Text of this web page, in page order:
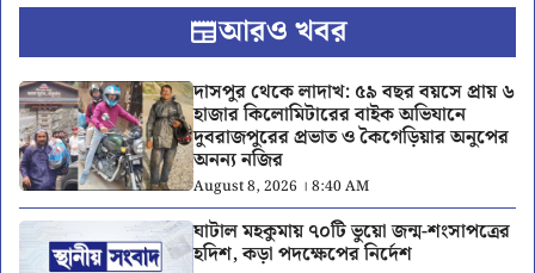
আরও খবর
দাসপুর থেকে লাদাখ: ৫৯ বছর বয়সে প্রায় ৬
হাজার কিলোমিটারের বাইক অভিযানে
দুবরাজপুরের প্রভাত ও কৈগেড়িয়ার অনুপের
অনন্য নজির
August 8, 2026 । 8:40 AM
ঘাটাল মহকুমায় ৭০টি ভুয়ো জন্ম-শংসাপত্রের
হদিশ, কড়া পদক্ষেপের নির্দেশ